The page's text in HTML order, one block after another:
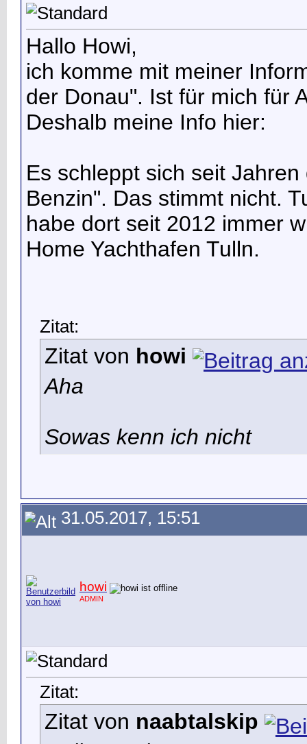
Hallo Howi,
ich komme mit meiner
der Donau". Ist für mich für
Deshalb meine Info hier:
Es schleppt sich seit
Benzin". Das stimmt nicht.
habe dort seit 2012 immer
Home Yachthafen Tulln.
Zitat:
Zitat von howi
Aha
Sowas kenn ich nicht
31.05.2017, 15:51
howi
ADMIN
Zitat:
Zitat von naabtalskip